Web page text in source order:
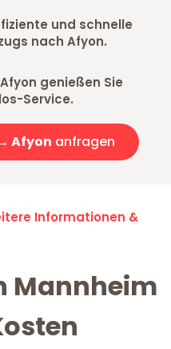
und schnelle
nach Afyon.
genießen Sie
Service.
Afyon anfragen
Informationen &
Mannheim